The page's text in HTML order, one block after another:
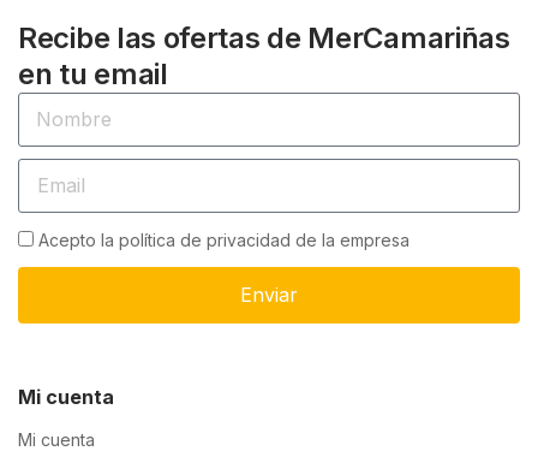
Recibe las ofertas de MerCamariñas
en tu email
Acepto la política de privacidad de la empresa
Enviar
Mi cuenta
Mi cuenta